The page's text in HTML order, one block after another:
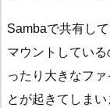
Sambaで共有し
マウントしてい
ったり大きなフ
とが起きてしまい